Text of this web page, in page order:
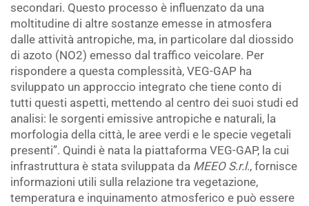
secondari. Questo processo è influenzato da una
moltitudine di altre sostanze emesse in atmosfera
dalle attività antropiche, ma, in particolare dal diossido
di azoto (NO2) emesso dal traffico veicolare. Per
rispondere a questa complessità, VEG-GAP ha
sviluppato un approccio integrato che tiene conto di
tutti questi aspetti, mettendo al centro dei suoi studi ed
analisi: le sorgenti emissive antropiche e naturali, la
morfologia della città, le aree verdi e le specie vegetali
presenti”. Quindi è nata la piattaforma VEG-GAP, la cui
infrastruttura è stata sviluppata da MEEO S.r.l., fornisce
informazioni utili sulla relazione tra vegetazione,
temperatura e inquinamento atmosferico e può essere